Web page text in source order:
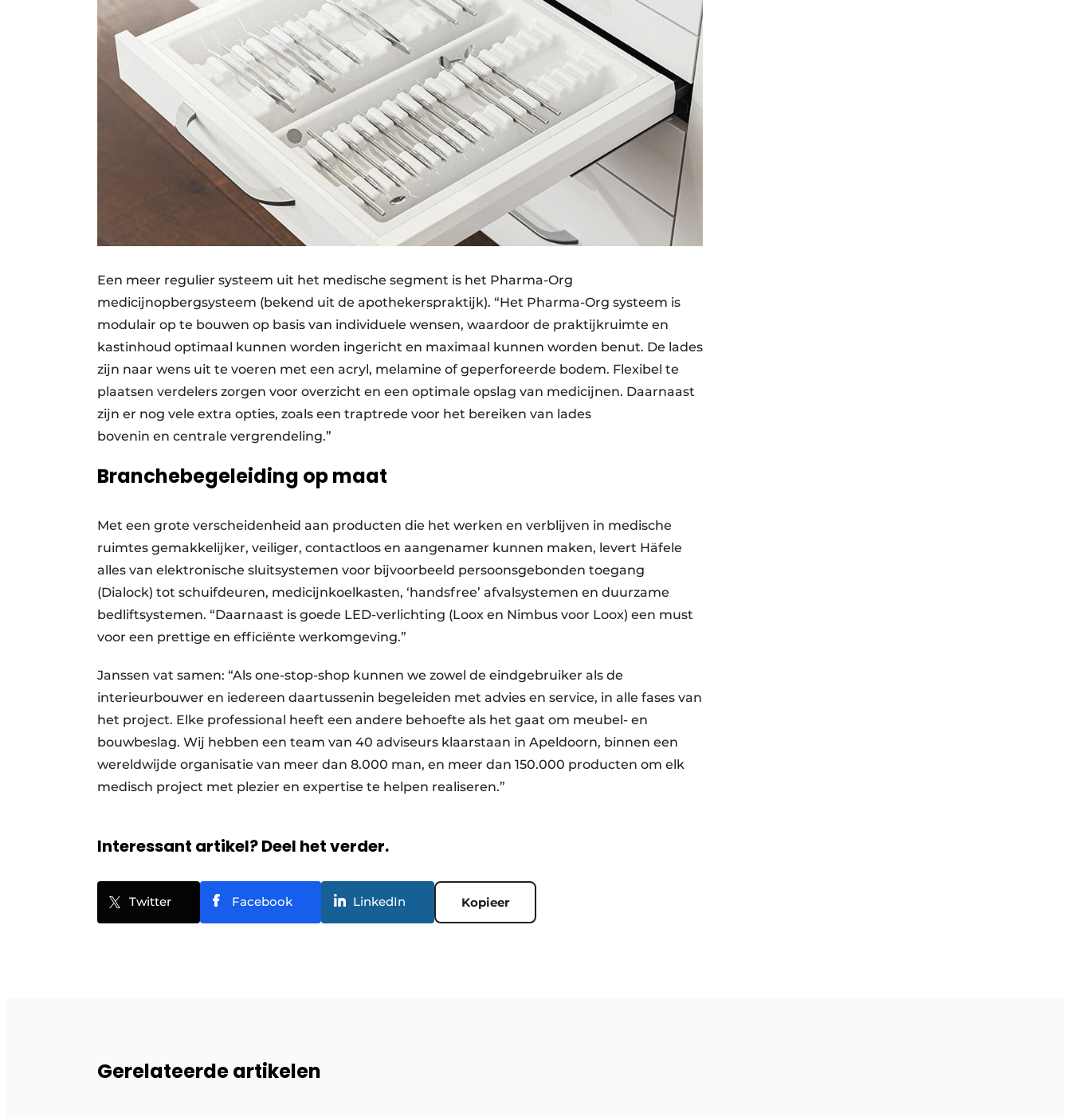
Een meer regulier systeem uit het medische segment is het Pharma-Org
medicijnopbergsysteem (bekend uit de apothekerspraktijk). “Het Pharma-Org systeem is
modulair op te bouwen op basis van individuele wensen, waardoor de praktijkruimte en
kastinhoud optimaal kunnen worden ingericht en maximaal kunnen worden benut. De lades
zijn naar wens uit te voeren met een acryl, melamine of geperforeerde bodem. Flexibel te
plaatsen verdelers zorgen voor overzicht en een optimale opslag van medicijnen. Daarnaast
zijn er nog vele extra opties, zoals een traptrede voor het bereiken van lades
bovenin en centrale vergrendeling.”
Branchebegeleiding op maat
Met een grote verscheidenheid aan producten die het werken en verblijven in medische
ruimtes gemakkelijker, veiliger, contactloos en aangenamer kunnen maken, levert Häfele
alles van elektronische sluitsystemen voor bijvoorbeeld persoonsgebonden toegang
(Dialock) tot schuifdeuren, medicijnkoelkasten, ‘handsfree’ afvalsystemen en duurzame
bedliftsystemen. “Daarnaast is goede LED-verlichting (Loox en Nimbus voor Loox) een must
voor een prettige en efficiënte werkomgeving.”
Janssen vat samen: “Als one-stop-shop kunnen we zowel de eindgebruiker als de
interieurbouwer en iedereen daartussenin begeleiden met advies en service, in alle fases van
het project. Elke professional heeft een andere behoefte als het gaat om meubel- en
bouwbeslag. Wij hebben een team van 40 adviseurs klaarstaan in Apeldoorn, binnen een
wereldwijde organisatie van meer dan 8.000 man, en meer dan 150.000 producten om elk
medisch project met plezier en expertise te helpen realiseren.”
Interessant artikel? Deel het verder.
Twitter Facebook LinkedIn Kopieer
Gerelateerde artikelen